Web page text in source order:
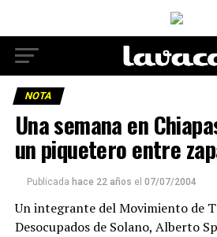
NOTA
Una semana en
un piquetero entre
Publicada hace 22 años el 07/07/2004
Un integrante del Movimiento de
Desocupados de Solano, Alberto